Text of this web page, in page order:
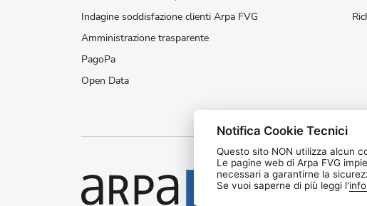
Indagine soddisfazione clienti Arpa FVG
Amministrazione trasparente
PagoPa
Open Data
Agenzia
protezione
Notifica Cookie Tecnici
Questo sito NON utilizza alcun
Le pagine web di Arpa FVG
necessari a garantirne la
Se vuoi saperne di più leggi l'